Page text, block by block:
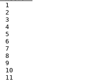
1
2
3
4
5
6
7
8
9
10
11